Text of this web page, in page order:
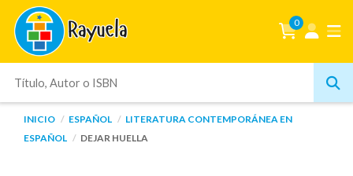
0
INICIO ESPAÑOL
LITERATURA CONTEMPORÁNEA EN
ESPAÑOL
DEJAR HUELLA